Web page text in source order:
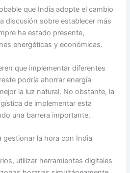
que India adopte el cambio
discusión sobre establecer más
ha estado presente,
energéticas y económicas.
que implementar diferentes
podría ahorrar energía
la luz natural. No obstante, la
de implementar esta
una barrera importante.
gestionar la hora con India
utilizar herramientas digitales